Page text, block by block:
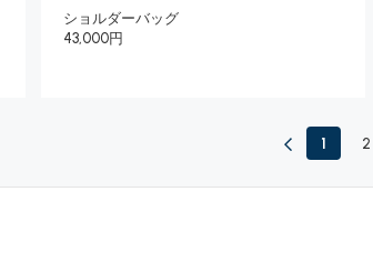
ショルダーバッグ
43,000円
1 2